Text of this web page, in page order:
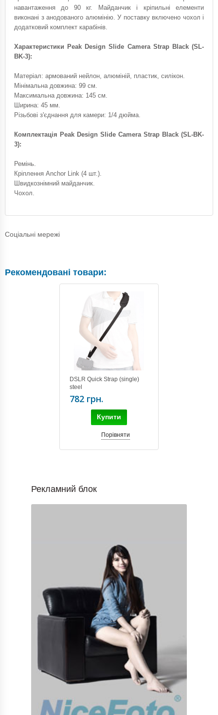
навантаження до 90 кг. Майданчик і кріпильні елементи
виконані з анодованого алюмінію. У поставку включено чохол і
додатковий комплект карабінів.
Характеристики Peak Design Slide Camera Strap Black (SL-
BK-3):
Матеріал: армований нейлон, алюміній, пластик, силікон.
Мінімальна довжина: 99 см.
Максимальна довжина: 145 см.
Ширина: 45 мм.
Різьбові з'єднання для камери: 1/4 дюйма.
Комплектація Peak Design Slide Camera Strap Black (SL-BK-
3):
Ремінь.
Кріплення Anchor Link (4 шт.).
Швидкознімний майданчик.
Чохол.
Соціальні мережі
Рекомендовані товари:
DSLR Quick Strap (single)
steel
782 грн.
Купити
Порівняти
Рекламний блок